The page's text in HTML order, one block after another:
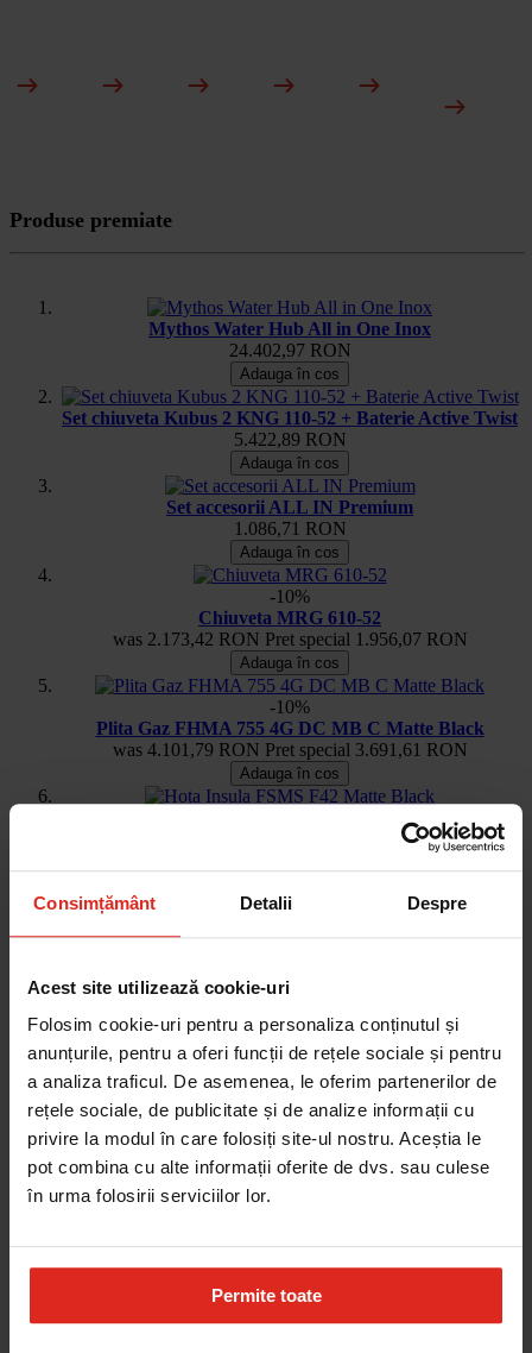
Consimțământ Detalii Despre
Acest site utilizează cookie-uri
Folosim cookie-uri pentru a personaliza conținutul și
anunțurile, pentru a oferi funcții de rețele sociale și pentru
a analiza traficul. De asemenea, le oferim partenerilor de
rețele sociale, de publicitate și de analize informații cu
privire la modul în care folosiți site-ul nostru. Aceștia le
pot combina cu alte informații oferite de dvs. sau culese
în urma folosirii serviciilor lor.
Permite toate
Produse premiate
Mythos Water Hub All in One Inox
24.402,97 RON
Adauga în cos
Set chiuveta Kubus 2 KNG 110-52 + Baterie Active Twist
5.422,89 RON
Adauga în cos
Set accesorii ALL IN Premium
1.086,71 RON
Adauga în cos
-10%
Chiuveta MRG 610-52
was 2.173,42 RON Pret special 1.956,07 RON
Adauga în cos
-10%
Plita Gaz FHMA 755 4G DC MB C Matte Black
was 4.101,79 RON Pret special 3.691,61 RON
Adauga în cos
Hota Insula FSMS F42 Matte Black
Cuptor Electric FMY 99 P BK Nero
8.437,70 RON
Adauga în cos
Cuptor incorporabil Franke Mythos FMY 99 HS BK,
FULL STEAM, CookAssist, 60 retete, Nero
11.724,46 RON
Adauga în cos
Chiuveta Mythos MYX 210-50